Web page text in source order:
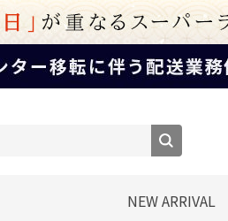
NEW ARRIVAL